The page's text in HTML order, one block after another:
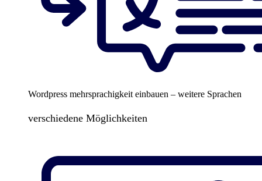
Wordpress mehrsprachigkeit einbauen – weitere Sprachen
verschiedene Möglichkeiten